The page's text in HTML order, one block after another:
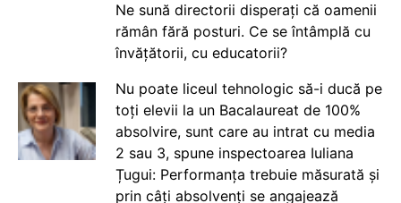
Ne sună directorii disperați că oamenii
rămân fără posturi. Ce se întâmplă cu
învățătorii, cu educatorii?
Nu poate liceul tehnologic să-i ducă pe
toți elevii la un Bacalaureat de 100%
absolvire, sunt care au intrat cu media
2 sau 3, spune inspectoarea Iuliana
Țugui: Performanța trebuie măsurată și
prin câți absolvenți se angajează